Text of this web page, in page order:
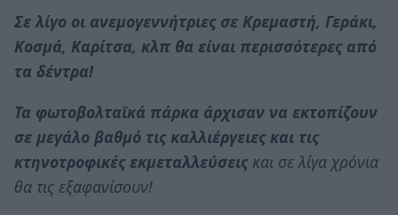
Σε λίγο οι ανεμογεννήτριες σε Κρεμαστή, Γεράκι,
Κοσμά, Καρίτσα, κλπ θα είναι περισσότερες από
τα δέντρα!
Τα φωτοβολταϊκά πάρκα άρχισαν να εκτοπίζουν
σε μεγάλο βαθμό τις καλλιέργειες και τις
κτηνοτροφικές εκμεταλλεύσεις και σε λίγα χρόνια
θα τις εξαφανίσουν!